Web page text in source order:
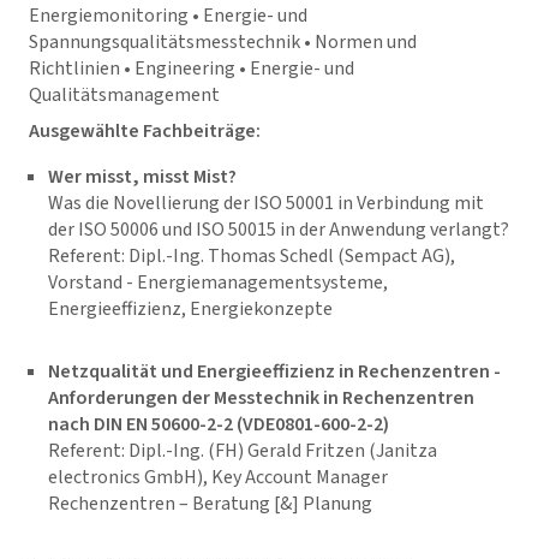
Energiemonitoring • Energie- und
Spannungsqualitätsmesstechnik • Normen und
Richtlinien • Engineering • Energie- und
Qualitätsmanagement
Ausgewählte Fachbeiträge:
Wer misst, misst Mist?
Was die Novellierung der ISO 50001 in Verbindung mit
der ISO 50006 und ISO 50015 in der Anwendung verlangt?
Referent: Dipl.-Ing. Thomas Schedl (Sempact AG),
Vorstand - Energiemanagementsysteme,
Energieeffizienz, Energiekonzepte
Netzqualität und Energieeffizienz in Rechenzentren -
Anforderungen der Messtechnik in Rechenzentren
nach DIN EN 50600-2-2 (VDE0801-600-2-2)
Referent: Dipl.-Ing. (FH) Gerald Fritzen (Janitza
electronics GmbH), Key Account Manager
Rechenzentren – Beratung [&] Planung